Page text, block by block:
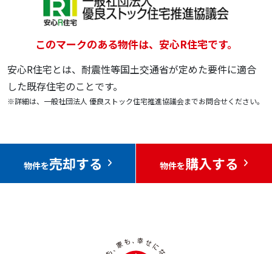
このマークのある物件は、安心R住宅です。
安心R住宅とは、耐震性等国土交通省が定めた要件に適合
した既存住宅のことです。
※詳細は、一般社団法人 優良ストック住宅推進協議会までお問合せください。
物件を売却する 物件を購入する